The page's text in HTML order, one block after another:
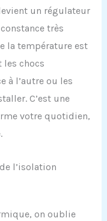
un régulateur
très
la température est
les chocs
à l’autre ou les
C’est une
votre quotidien,
l’isolation
on oublie